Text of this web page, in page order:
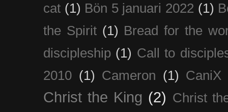
cat (1) Bön 5 januari 2022 (1)
the Spirit (1) Bread for the
discipleship (1) Call to
2010 (1) Cameron (1) CaniX
Christ the King (2) Christ